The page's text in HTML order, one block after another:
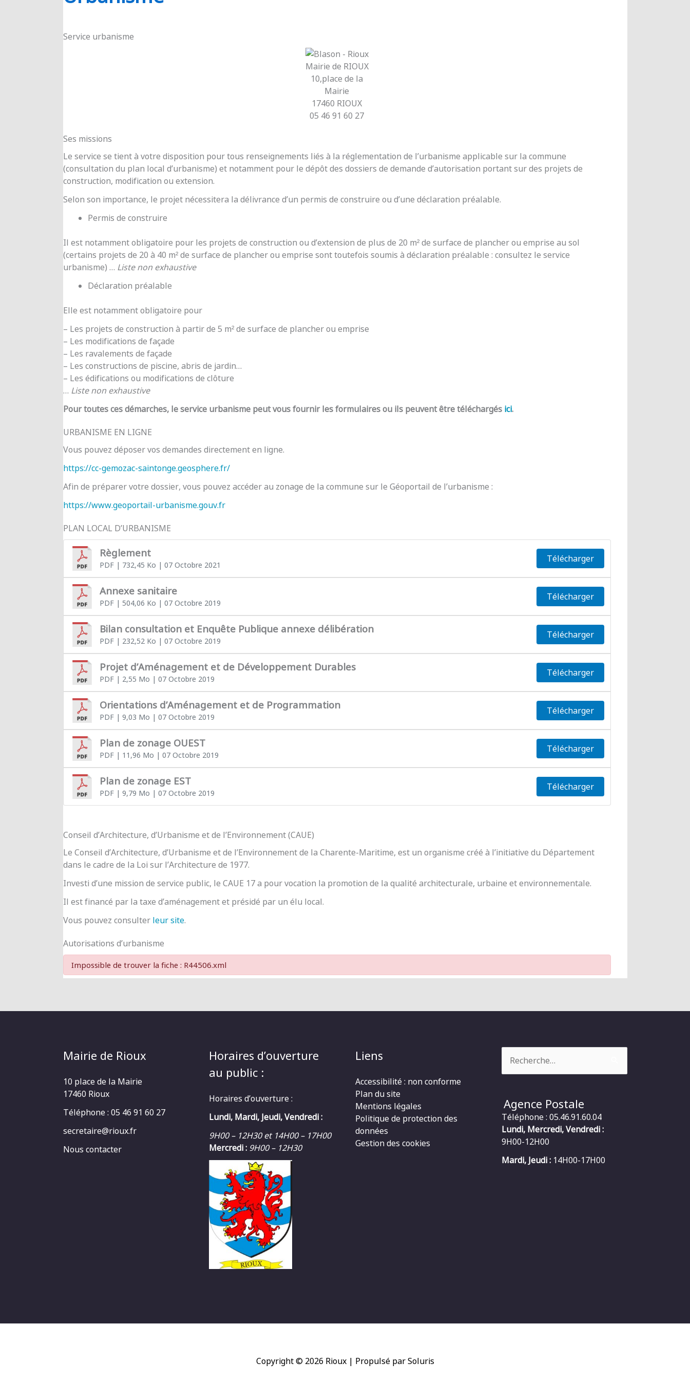
Service urbanisme
Mairie de RIOUX
10,place de la
Mairie
17460 RIOUX
05 46 91 60 27
Ses missions
Le service se tient à votre disposition pour tous renseignements liés à la réglementation de l’urbanisme applicable sur la commune
(consultation du plan local d’urbanisme) et notamment pour le dépôt des dossiers de demande d’autorisation portant sur des projets de
construction, modification ou extension.
Selon son importance, le projet nécessitera la délivrance d’un permis de construire ou d’une déclaration préalable.
Permis de construire
Il est notamment obligatoire pour les projets de construction ou d’extension de plus de 20 m² de surface de plancher ou emprise au sol
(certains projets de 20 à 40 m² de surface de plancher ou emprise sont toutefois soumis à déclaration préalable : consultez le service
urbanisme) … Liste non exhaustive
Déclaration préalable
Elle est notamment obligatoire pour
– Les projets de construction à partir de 5 m² de surface de plancher ou emprise
– Les modifications de façade
– Les ravalements de façade
– Les constructions de piscine, abris de jardin…
– Les édifications ou modifications de clôture
… Liste non exhaustive
Pour toutes ces démarches, le service urbanisme peut vous fournir les formulaires ou ils peuvent être téléchargés ici.
URBANISME EN LIGNE
Vous pouvez déposer vos demandes directement en ligne.
https://cc-gemozac-saintonge.geosphere.fr/
Afin de préparer votre dossier, vous pouvez accéder au zonage de la commune sur le Géoportail de l’urbanisme :
https://www.geoportail-urbanisme.gouv.fr
PLAN LOCAL D’URBANISME
Règlement
PDF| 732,45 Ko | 07 Octobre 2021
Télécharger
Annexe sanitaire
PDF| 504,06 Ko | 07 Octobre 2019
Télécharger
Bilan consultation et Enquête Publique annexe délibération
PDF| 232,52 Ko | 07 Octobre 2019
Télécharger
Projet d’Aménagement et de Développement Durables
PDF| 2,55 Mo | 07 Octobre 2019
Télécharger
Orientations d’Aménagement et de Programmation
PDF| 9,03 Mo | 07 Octobre 2019
Télécharger
Plan de zonage OUEST
PDF| 11,96 Mo | 07 Octobre 2019
Télécharger
Plan de zonage EST
PDF| 9,79 Mo | 07 Octobre 2019
Télécharger
Conseil d’Architecture, d’Urbanisme et de l’Environnement (CAUE)
Le Conseil d’Architecture, d’Urbanisme et de l’Environnement de la Charente-Maritime, est un organisme créé à l’initiative du Département
dans le cadre de la Loi sur l’Architecture de 1977.
Investi d’une mission de service public, le CAUE 17 a pour vocation la promotion de la qualité architecturale, urbaine et environnementale.
Il est financé par la taxe d’aménagement et présidé par un élu local.
Vous pouvez consulter leur site.
Autorisations d’urbanisme
Impossible de trouver la fiche : R44506.xml
Mairie de Rioux
10 place de la Mairie
17460 Rioux
Téléphone : 05 46 91 60 27
secretaire@rioux.fr
Nous contacter
Horaires d’ouverture
au public :
Horaires d’ouverture :
Lundi, Mardi, Jeudi, Vendredi :
9H00 – 12H30 et 14H00 – 17H00
Mercredi : 9H00 – 12H30
Liens
Accessibilité : non conforme
Plan du site
Mentions légales
Politique de protection des
données
Gestion des cookies
Agence Postale
Téléphone : 05.46.91.60.04
Lundi, Mercredi, Vendredi :
9H00-12H00
Mardi, Jeudi : 14H00-17H00
Copyright © 2026 Rioux| Propulsé par Soluris